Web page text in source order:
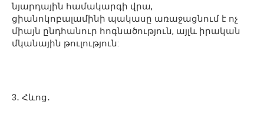
նյարդային համակարգի վրա,
ցիանոկոբալամինի պակասը առաջացնում է ոչ
միայն ընդհանուր հոգնածություն, այլև իրական
մկանային թուլություն:
3․ Հևոց․